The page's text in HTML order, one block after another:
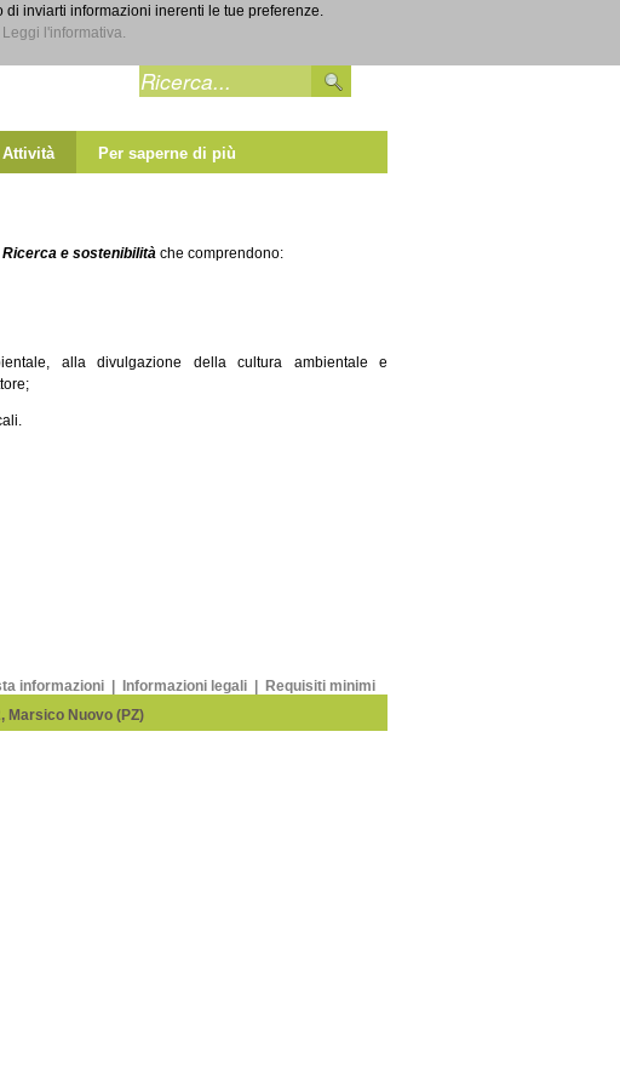
Attività Per saperne di più
Ricerca e sostenibilità che comprendono:
alla divulgazione della cultura ambientale e
informazioni Informazioni legali
Requisiti minimi
Marsico Nuovo (PZ)
inviarti informazioni inerenti le tue preferenze.
Leggi l'informativa.